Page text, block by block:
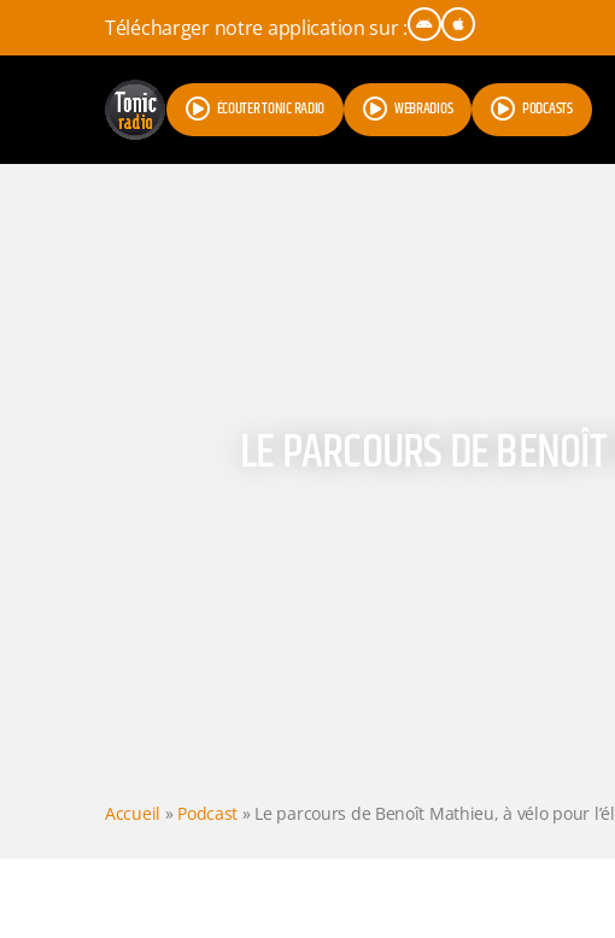
Télécharger notre application sur :
ÉCOUTER TONIC RADIO WEBRADIOS PODCASTS
LE PARCOURS DE
Accueil » Podcast » Le parcours de Benoît Mathieu, à vélo pour